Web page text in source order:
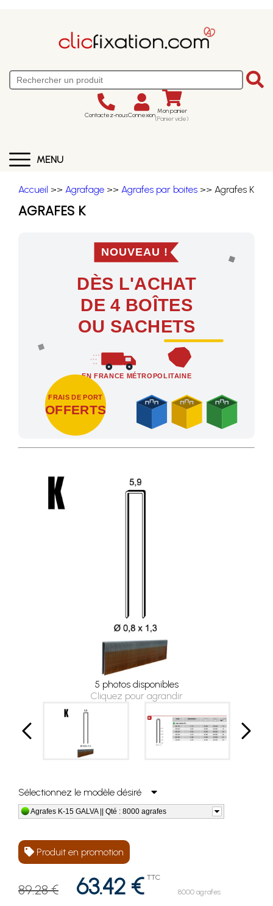
Contactez-nousConnexion Mon panier
(Panier vide)
MENU
Accueil >> Agrafage >> Agrafes par boites >> Agrafes K
AGRAFES K
NOUVEAU !
DÈS L'ACHAT
DE 4 BOÎTES
OU SACHETS
EN FRANCE MÉTROPOLITAINE
FRAIS DE PORT
OFFERTS
Profitez des Frais de port offerts en France métropolitaine
5 photos disponibles
Cliquez pour agrandir
Sélectionnez le modèle désiré
Agrafes K-15 GALVA || Qté : 8000 agrafes
Produit en promotion
89.28 € 63.42 € TTC
8000 agrafes